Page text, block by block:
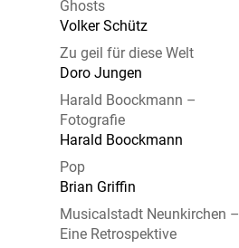
Ghosts
Volker Schütz
Zu geil für diese Welt
Doro Jungen
Harald Boockmann –
Fotografie
Harald Boockmann
Pop
Brian Griffin
Musicalstadt Neunkirchen –
Eine Retrospektive